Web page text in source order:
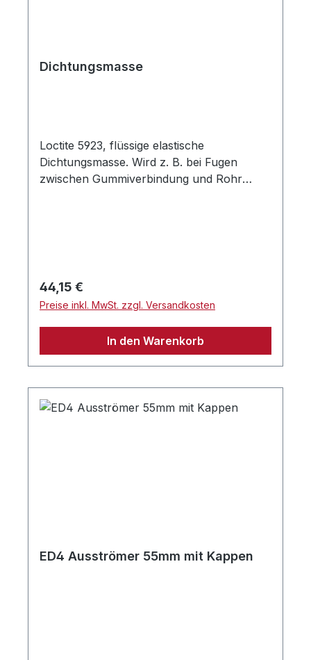
Dichtungsmasse
Loctite 5923, flüssige elastische
Dichtungsmasse. Wird z. B. bei Fugen
zwischen Gummiverbindung und Rohr
Regulärer Preis:
44,15 €
Preise inkl. MwSt. zzgl. Versandkosten
In den Warenkorb
ED4 Ausströmer 55mm mit Kappen